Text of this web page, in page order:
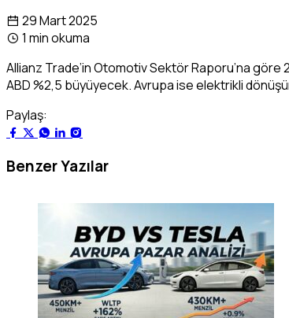
29 Mart 2025
1 min okuma
Allianz Trade’in Otomotiv Sektör Raporu’na
ABD %2,5 büyüyecek. Avrupa ise elektrikli
Paylaş:
Benzer Yazılar